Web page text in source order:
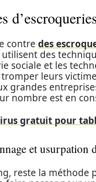
contre des
des
sociale et les
leurs
grandes
nombre est en
gratuit pour
et usurpation
reste la méthode